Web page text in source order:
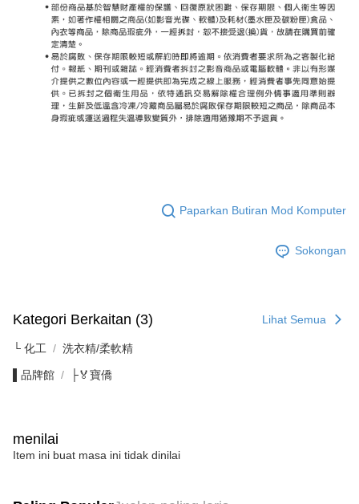
Paparkan Butiran Mod Komputer
Sokongan
Kategori Berkaitan (3) Lihat Semua
└ 化工 洗衣精/柔軟精
▌品牌館 ├🏅寶僑
menilai
Item ini buat masa ini tidak dinilai